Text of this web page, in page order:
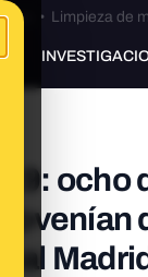
• Limpieza de
ocho